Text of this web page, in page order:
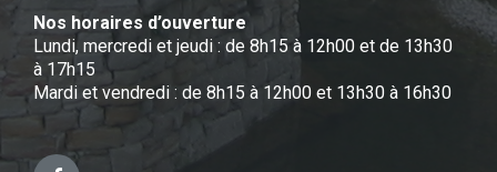
Nos horaires d’ouverture
Lundi, mercredi et jeudi : de 8h15 à 12h00 et de 13h30
à 17h15
Mardi et vendredi : de 8h15 à 12h00 et 13h30 à 16h30